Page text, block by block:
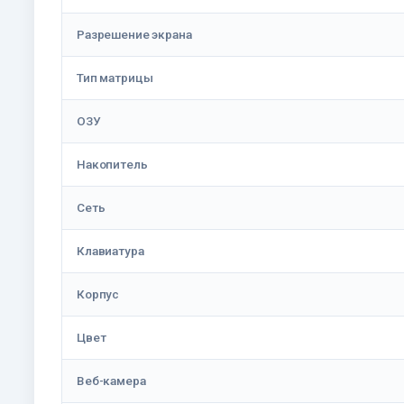
Разрешение экрана
Тип матрицы
ОЗУ
Накопитель
Сеть
Клавиатура
Корпус
Цвет
Веб-камера